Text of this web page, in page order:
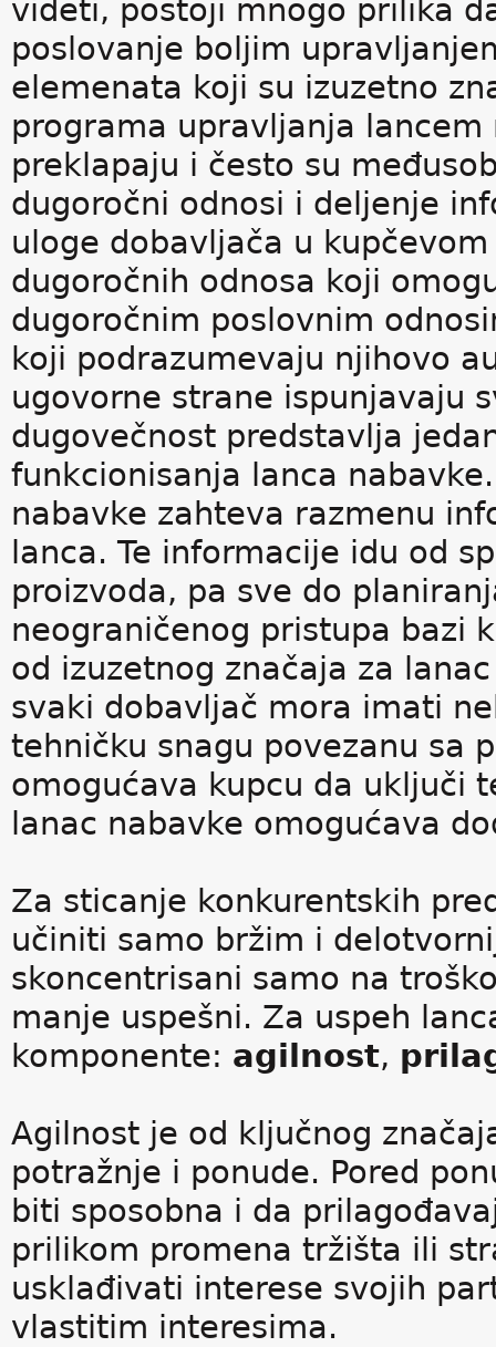
videti, postoji mnogo prilika
poslovanje boljim
elemenata koji su izuzetno
programa upravljanja
preklapaju i često su
dugoročni odnosi i deljenje
uloge dobavljača u
dugoročnih odnosa koji
dugoročnim poslovnim
koji podrazumevaju njihovo
ugovorne strane ispunjavaju
dugovečnost predstavlja
funkcionisanja lanca
nabavke zahteva razmenu
lanca. Te informacije idu od
proizvoda, pa sve do
neograničenog pristupa bazi
od izuzetnog značaja za
svaki dobavljač mora imati
tehničku snagu povezanu sa
omogućava kupcu da uključi
lanac nabavke omogućava
Za sticanje konkurentskih
učiniti samo bržim i
skoncentrisani samo na
manje uspešni. Za uspeh
komponente: agilnost,
Agilnost je od ključnog
potražnje i ponude. Pored
biti sposobna i da
prilikom promena tržišta ili
usklađivati interese svojih
vlastitim interesima.